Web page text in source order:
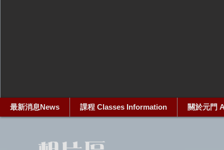
最新消息News 課程 Classes Information 關於元門